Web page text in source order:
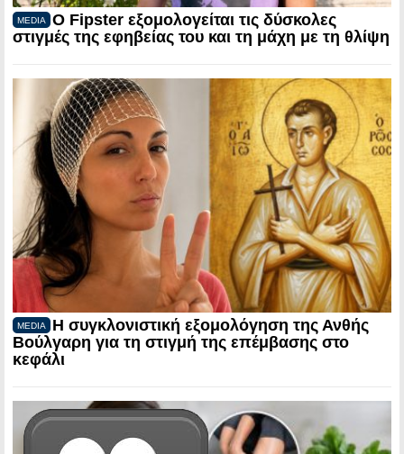
MEDIA
Ο Fipster εξομολογείται τις δύσκολες
στιγμές της εφηβείας του και τη μάχη με τη θλίψη
MEDIA
Η συγκλονιστική εξομολόγηση της Ανθής
Βούλγαρη για τη στιγμή της επέμβασης στο
κεφάλι